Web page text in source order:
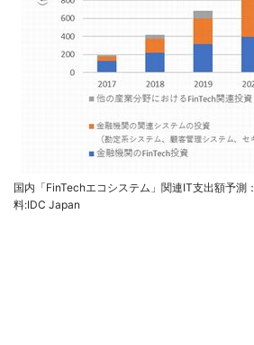
国内「FinTechエコシステム」関連IT支出額予
料:IDC Japan